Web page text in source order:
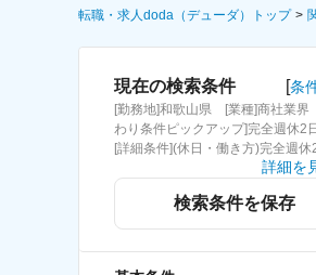
詳細条件から探す
求人特集から探す
転職・求人doda（デューダ）トップ
現在の検索条件 [条
[勤務地]和歌山県 [業種]商社業
わり条件ピックアップ]完全週休2
[詳細条件](休日・働き方)完全週休
詳細を
検索条件を保存